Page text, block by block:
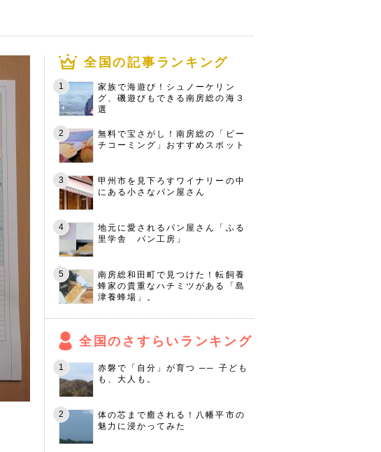
全国の記事ランキング
家族で海遊び！シュノーケリン
グ、磯遊びもできる南房総の海３
選
無料で宝さがし！南房総の「ビー
チコーミング」おすすめスポット
甲州市を見下ろすワイナリーの中
にある小さなパン屋さん
地元に愛されるパン屋さん「ふる
里学舎 パン工房」
南房総和田町で見つけた！転飼養
蜂家の貴重なハチミツがある「島
津養蜂場」。
全国のさすらいランキング
赤磐で「自分」が育つ ── 子ども
も、大人も。
体の芯まで癒される！八幡平市の
魅力に浸かってみた